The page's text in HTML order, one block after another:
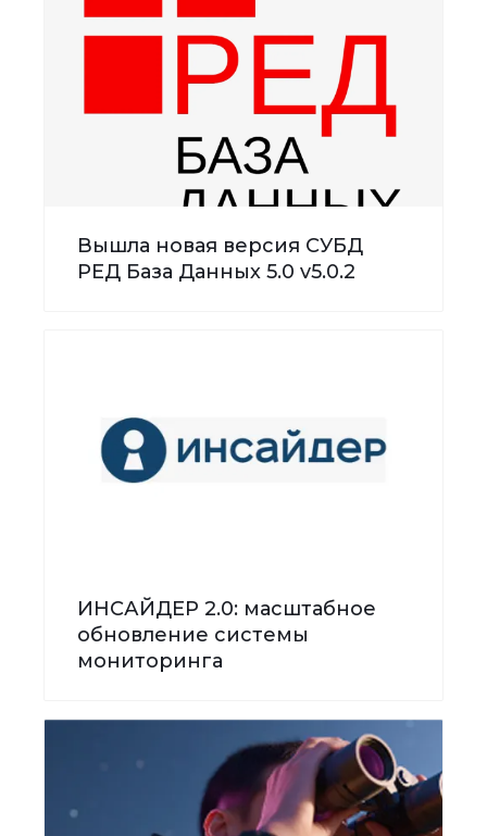
Вышла новая версия СУБД
РЕД База Данных 5.0 v5.0.2
ИНСАЙДЕР 2.0: масштабное
обновление системы
мониторинга